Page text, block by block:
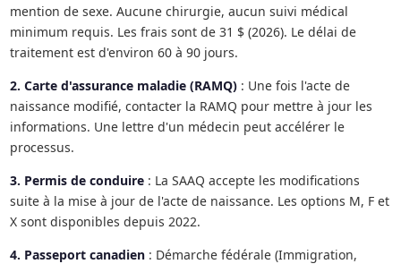
mention de sexe. Aucune chirurgie, aucun suivi médical
minimum requis. Les frais sont de 31 $ (2026). Le délai de
traitement est d'environ 60 à 90 jours.
2. Carte d'assurance maladie (RAMQ) : Une fois l'acte de
naissance modifié, contacter la RAMQ pour mettre à jour les
informations. Une lettre d'un médecin peut accélérer le
processus.
3. Permis de conduire : La SAAQ accepte les modifications
suite à la mise à jour de l'acte de naissance. Les options M, F et
X sont disponibles depuis 2022.
4. Passeport canadien : Démarche fédérale (Immigration,